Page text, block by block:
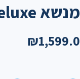
מנשא Omni Deluxe כותנה – אפור בהיר
₪1,599.0